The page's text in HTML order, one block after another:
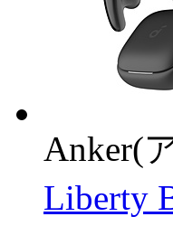
Anker(
Liberty